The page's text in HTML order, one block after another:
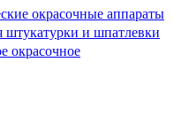
окрасочные аппараты
штукатурки и шпатлевки
окрасочное